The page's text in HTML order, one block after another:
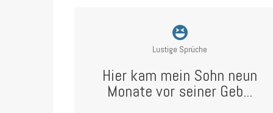
Lustige Sprüche
Hier kam mein Sohn neun
Monate vor seiner Geb...